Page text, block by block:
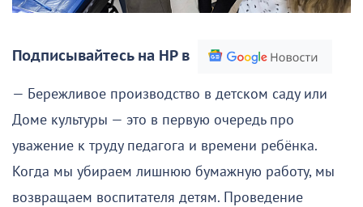
Подписывайтесь на НР в
— Бережливое производство в детском саду или
Доме культуры — это в первую очередь про
уважение к труду педагога и времени ребёнка.
Когда мы убираем лишнюю бумажную работу, мы
возвращаем воспитателя детям. Проведение